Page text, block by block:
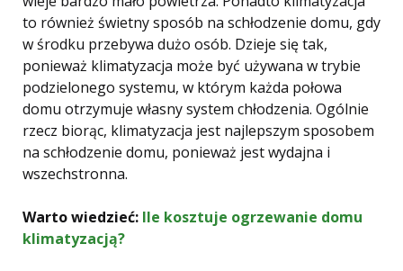
to również świetny sposób na schłodzenie domu, gdy
w środku przebywa dużo osób. Dzieje się tak,
ponieważ klimatyzacja może być używana w trybie
podzielonego systemu, w którym każda połowa
domu otrzymuje własny system chłodzenia. Ogólnie
rzecz biorąc, klimatyzacja jest najlepszym sposobem
na schłodzenie domu, ponieważ jest wydajna i
wszechstronna.
Warto wiedzieć: Ile kosztuje ogrzewanie domu
klimatyzacją?